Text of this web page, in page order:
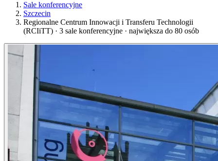
Sale konferencyjne
Szczecin
Regionalne Centrum Innowacji i Transferu Technologii
(RCIiTT) · 3 sale konferencyjne · największa do 80 osób